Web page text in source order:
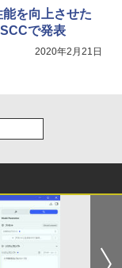
インチ NEC LAV
N1455/HAL PC-
ター 24.5インチ F
パネル HDMI2.0
Sync対応 フリッ
トカット モニター
MGM25IC04-F2
ENCノイズキャン
Type-C充電 マイク
整 スポーツ/通勤/通
Buds 8 Lite ワイヤ
5.4 ノイズキャンセ
能を向上させた
で発表
2020年2月21日